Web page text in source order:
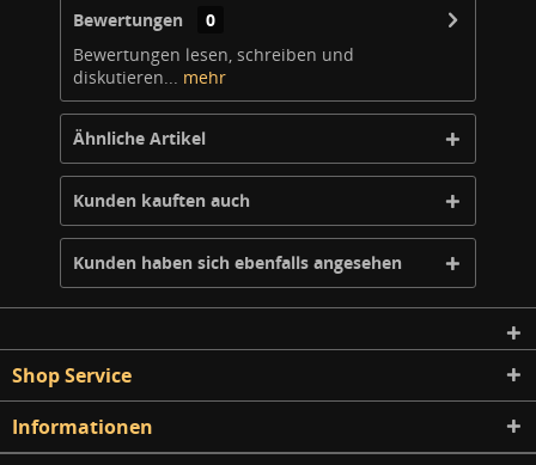
Bewertungen
0
Bewertungen lesen, schreiben und
diskutieren... mehr
Ähnliche Artikel
Kunden kauften auch
Kunden haben sich ebenfalls angesehen
Shop Service
Informationen